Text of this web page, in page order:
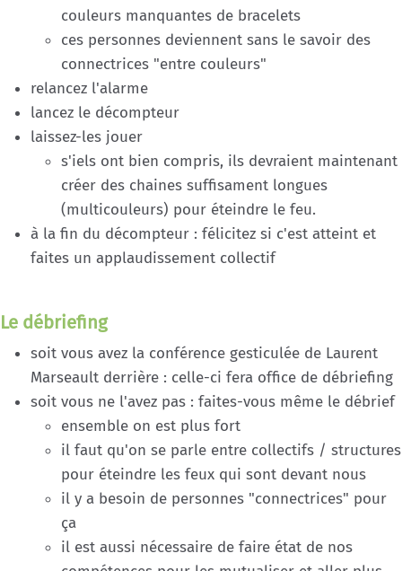
couleurs manquantes de bracelets
ces personnes deviennent sans le savoir des
connectrices "entre couleurs"
relancez l'alarme
lancez le décompteur
laissez-les jouer
s'iels ont bien compris, ils devraient maintenant
créer des chaines suffisament longues
(multicouleurs) pour éteindre le feu.
à la fin du décompteur : félicitez si c'est atteint et
faites un applaudissement collectif
Le débriefing
soit vous avez la conférence gesticulée de Laurent
Marseault derrière : celle-ci fera office de débriefing
soit vous ne l'avez pas : faites-vous même le débrief
ensemble on est plus fort
il faut qu'on se parle entre collectifs / structures
pour éteindre les feux qui sont devant nous
il y a besoin de personnes "connectrices" pour
ça
il est aussi nécessaire de faire état de nos